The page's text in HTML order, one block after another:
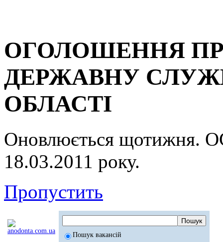
ОГОЛОШЕННЯ
ДЕРЖАВНУ
ОБЛАСТІ
Оновлюється
18.03.2011 року.
Пропустить
Пошук вакансій